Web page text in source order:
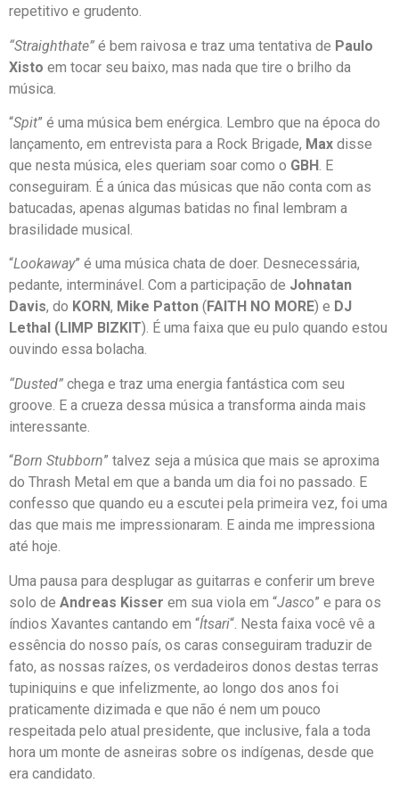
repetitivo e grudento.
“Straighthate” é bem raivosa e traz uma tentativa de Paulo
Xisto em tocar seu baixo, mas nada que tire o brilho da
música.
“Spit” é uma música bem enérgica. Lembro que na época do
lançamento, em entrevista para a Rock Brigade, Max disse
que nesta música, eles queriam soar como o GBH. E
conseguiram. É a única das músicas que não conta com as
batucadas, apenas algumas batidas no final lembram a
brasilidade musical.
“Lookaway” é uma música chata de doer. Desnecessária,
pedante, interminável. Com a participação de Johnatan
Davis, do KORN, Mike Patton ( FAITH NO MORE) e DJ
Lethal (LIMP BIZKIT). É uma faixa que eu pulo quando estou
ouvindo essa bolacha.
“Dusted” chega e traz uma energia fantástica com seu
groove. E a crueza dessa música a transforma ainda mais
interessante.
“Born Stubborn” talvez seja a música que mais se aproxima
do Thrash Metal em que a banda um dia foi no passado. E
confesso que quando eu a escutei pela primeira vez, foi uma
das que mais me impressionaram. E ainda me impressiona
até hoje.
Uma pausa para desplugar as guitarras e conferir um breve
solo de Andreas Kisser em sua viola em “Jasco” e para os
índios Xavantes cantando em “Ítsari“. Nesta faixa você vê a
essência do nosso país, os caras conseguiram traduzir de
fato, as nossas raízes, os verdadeiros donos destas terras
tupiniquins e que infelizmente, ao longo dos anos foi
praticamente dizimada e que não é nem um pouco
respeitada pelo atual presidente, que inclusive, fala a toda
hora um monte de asneiras sobre os indígenas, desde que
era candidato.